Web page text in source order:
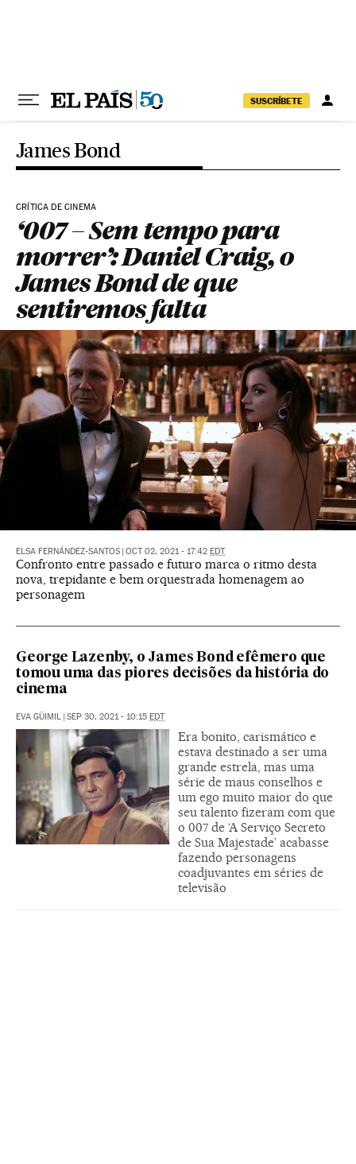
SUSCRÍBETE
James Bond
CRÍTICA DE CINEMA
‘007 – Sem tempo para
morrer’: Daniel Craig, o
James Bond de que
sentiremos falta
ELSA FERNÁNDEZ-SANTOS OCT 02, 2021 - 17:42 EDT
Confronto entre passado e futuro marca o ritmo desta
nova, trepidante e bem orquestrada homenagem ao
personagem
George Lazenby, o James Bond efêmero que
tomou uma das piores decisões da história do
cinema
EVA GÜIMIL SEP 30, 2021 - 10:15 EDT
Era bonito, carismático e
estava destinado a ser uma
grande estrela, mas uma
série de maus conselhos e
um ego muito maior do que
seu talento fizeram com que
o 007 de ‘A Serviço Secreto
de Sua Majestade’ acabasse
fazendo personagens
coadjuvantes em séries de
televisão